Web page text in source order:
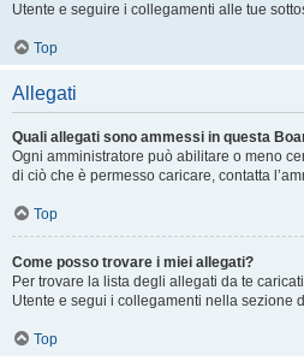
Utente e seguire i collegamenti alle tue
Top
Allegati
Quali allegati sono ammessi in questa
Ogni amministratore può abilitare o meno
di ciò che è permesso caricare, contatta
Top
Come posso trovare i miei allegati?
Per trovare la lista degli allegati da te
Utente e segui i collegamenti nella sezione
Top